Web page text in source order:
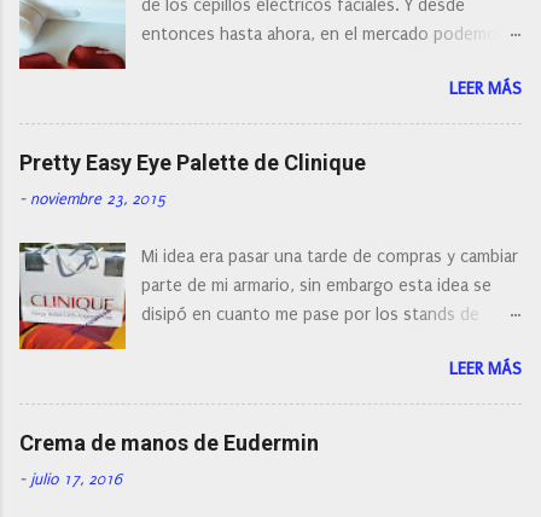
n
t
a
o
de los cepillos eléctricos faciales. Y desde
entonces hasta ahora, en el mercado podemos
con diferentes características, a pilas, a batería,
cepillos de rotación o de oscilación... y
naturalmente de todos los precios. Existe en la
actualidad tal variedad, que antes de hacer la
compra debemos de hacernos unas preguntas:
post os voy a dar mi opinión de porque elegí mi
cepillo facial de Clinique
LEER MÁS
Pretty Easy Eye Palette de Clinique
- noviembre 23, 2015
Mi idea era pasar una tarde de compras y cambiar
parte de mi armario, sin embargo esta idea se
disipó en cuanto me pase por los stands de
resistirse a esta paleta de colores de Clinique.
LEER MÁS
Crema de manos de Eudermin
- julio 17, 2016